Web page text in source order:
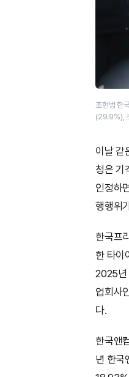
조현범 한
(29.9%),
이날 같
청은 기
인정하
행행위
한국프
한 타이
2025년
업회사
다.
한국앤
년 한국